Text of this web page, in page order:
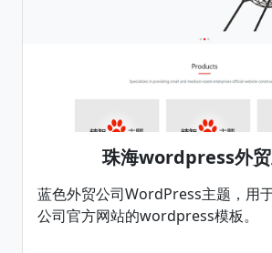
珠海wordpress外
蓝色外贸公司WordPress主题，用
公司官方网站的wordpress模板。